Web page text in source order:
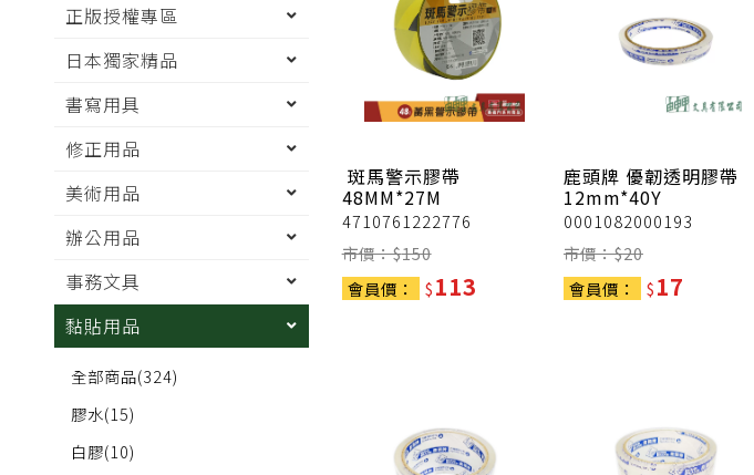
正版授權專區
日本獨家精品
書寫用具
修正用品
美術用品
辦公用品
事務文具
黏貼用品
全部商品(324)
膠水(15)
白膠(10)
斑馬警示膠帶
48MM*27M
4710761222776
市價：$150
會員價：
$113
鹿頭牌 優韌透明膠帶
12mm*40Y
0001082000193
市價：$20
會員價：
$17